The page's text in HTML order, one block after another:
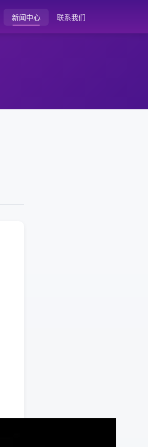
新闻中心 联系我们